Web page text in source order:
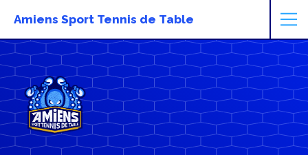
Amiens Sport Tennis de Table